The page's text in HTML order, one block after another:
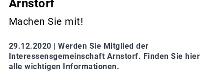
Arnstorf
Machen Sie mit!
29.12.2020 | Werden Sie Mitglied der
Interessensgemeinschaft Arnstorf. Finden Sie hier
alle wichtigen Informationen.